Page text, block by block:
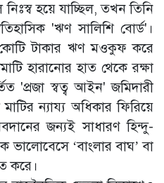
হয়ে যাচ্ছিল, তখন তিনি
'ঋণ সালিশি বোর্ড'।
টাকার ঋণ মওকুফ করে
হারানোর হাত থেকে রক্ষা
'প্রজা স্বত্ব আইন' জমিদারী
ন্যায্য অধিকার ফিরিয়ে
জন্যই সাধারণ হিন্দু-
ভালোবেসে ‘বাংলার বাঘ’ বা
করে।